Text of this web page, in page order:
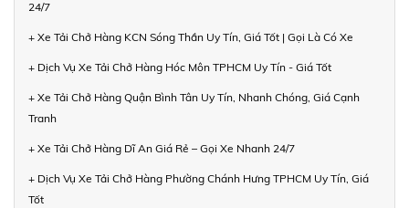
24/7
+ Xe Tải Chở Hàng KCN Sóng Thần Uy Tín, Giá Tốt | Gọi Là Có Xe
+ Dịch Vụ Xe Tải Chở Hàng Hóc Môn TPHCM Uy Tín - Giá Tốt
+ Xe Tải Chở Hàng Quận Bình Tân Uy Tín, Nhanh Chóng, Giá Cạnh
Tranh
+ Xe Tải Chở Hàng Dĩ An Giá Rẻ – Gọi Xe Nhanh 24/7
+ Dịch Vụ Xe Tải Chở Hàng Phường Chánh Hưng TPHCM Uy Tín, Giá
Tốt